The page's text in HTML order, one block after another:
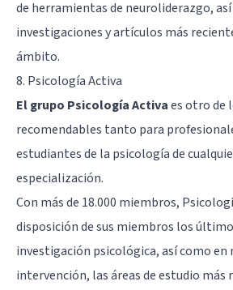
de herramientas de neuroliderazgo,
investigaciones y artículos más
ámbito.
8. Psicología Activa
El grupo Psicología Activaes otro de
recomendables tanto para
estudiantes de la psicología de
especialización.
Con más de 18.000 miembros,
disposición de sus miembros los
investigación psicológica, así como en
intervención, las áreas de estudio más